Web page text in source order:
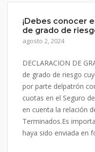
¡Debes conocer
de grado de
agosto 2, 2024
DECLARACION DE
de grado de riesgo
por parte delpatrón
cuotas en el Seguro
en cuenta la relación
Terminados.Es
haya sido enviada en